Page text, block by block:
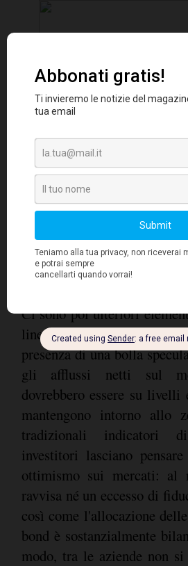
Ci sono poi ulteriori
linea con quanto ci si
presenza di una bolla
gli afflussi netti sul
dovrebbero essere su livelli
mantengono intorno allo
tradizionali indicatori
investitori lasciano
ottimismo sui mercati: al
ravvisa né un eccesso di
così come l'allocazione
bond è sostanzialmente
modo, tra le aziende non